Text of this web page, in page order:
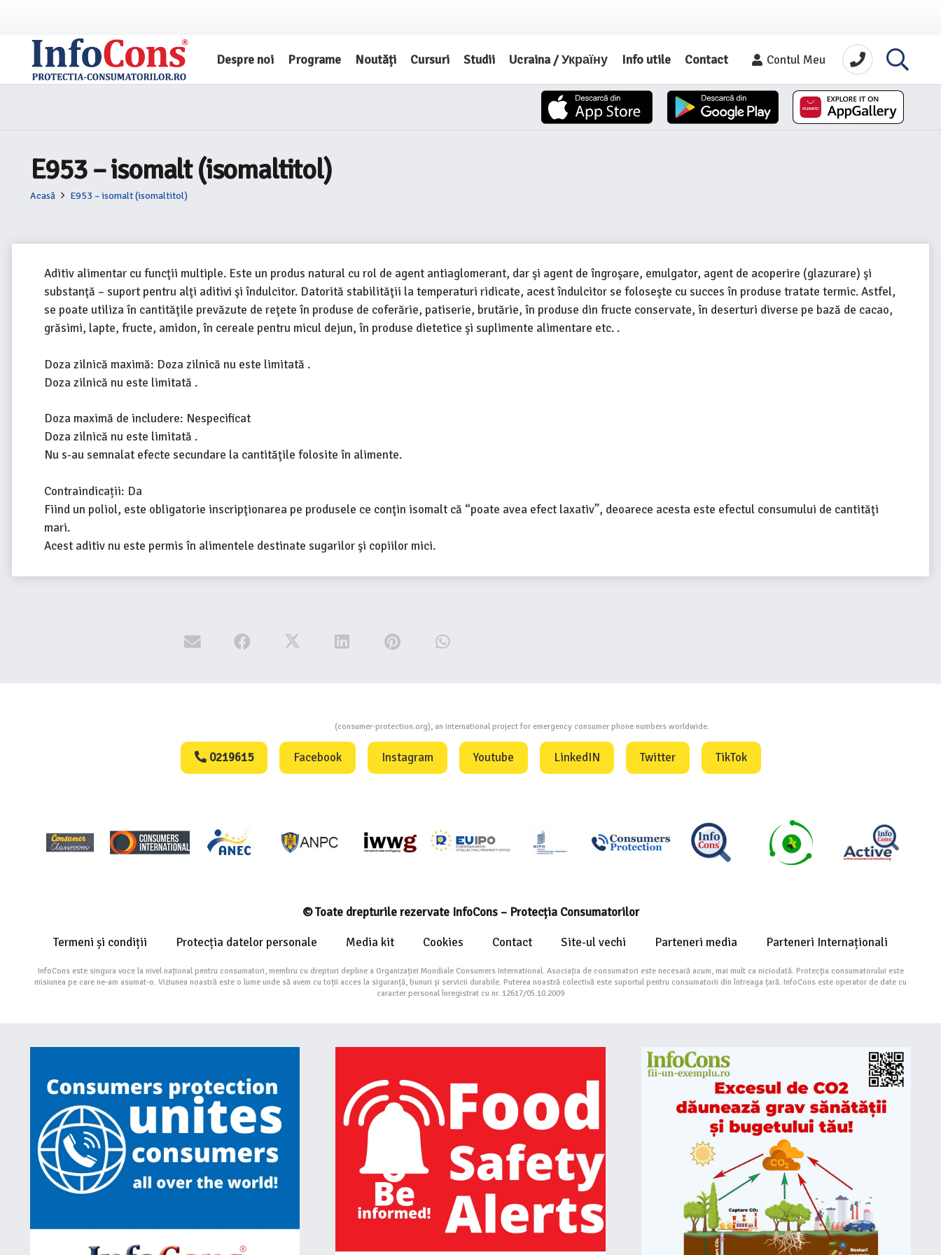
Despre noi Programe Noutăți Cursuri Studii Ucraina / Україну Info utile Contact Contul Meu
E953 – isomalt (isomaltitol)
Acasă E953 – isomalt (isomaltitol)
Aditiv alimentar cu funcţii multiple. Este un produs natural cu rol de agent antiaglomerant, dar şi agent de îngroşare, emulgator, agent de acoperire (glazurare) şi
substanţă – suport pentru alţi aditivi şi îndulcitor. Datorită stabilităţii la temperaturi ridicate, acest îndulcitor se foloseşte cu succes în produse tratate termic. Astfel,
se poate utiliza în cantităţile prevăzute de reţete în produse de coferărie, patiserie, brutărie, în produse din fructe conservate, în deserturi diverse pe bază de cacao,
grăsimi, lapte, fructe, amidon, în cereale pentru micul dejun, în produse dietetice şi suplimente alimentare etc. .
Doza zilnică maximă: Doza zilnică nu este limitată .
Doza zilnică nu este limitată .
Doza maximă de includere: Nespecificat
Doza zilnică nu este limitată .
Nu s-au semnalat efecte secundare la cantităţile folosite în alimente.
Contraindicații: Da
Fiind un poliol, este obligatorie inscripţionarea pe produsele ce conţin isomalt că “poate avea efect laxativ”, deoarece acesta este efectul consumului de cantităţi
mari.
Acest aditiv nu este permis în alimentele destinate sugarilor şi copiilor mici.
(consumer-protection.org), an international project for emergency consumer phone numbers worldwide.
0219615 Facebook Instagram Youtube LinkedIN Twitter TikTok
© Toate drepturile rezervate InfoCons – Protecția Consumatorilor
Termeni și condiții Protecția datelor personale Media kit Cookies Contact Site-ul vechi Parteneri media Parteneri Internaționali
InfoCons este singura voce la nivel național pentru consumatori, membru cu drepturi depline a Organizației Mondiale Consumers International. Asociația de consumatori este necesară acum, mai mult ca niciodată. Protecția consumatorului este
misiunea pe care ne-am asumat-o. Viziunea noastră este o lume unde să avem cu toții acces la siguranță, bunuri și servicii durabile. Puterea noastră colectivă este suportul pentru consumatorii din întreaga țară. InfoCons este operator de date cu
caracter personal înregistrat cu nr. 12617/05.10.2009